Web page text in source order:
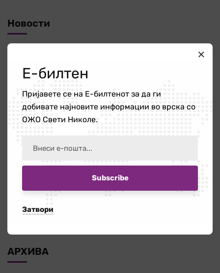
Новости
Повик за ангажирање на едукатор/ка
21 јули 2026
Работилница на тема „Болки во вратот
и ‘рбетот кои се шират во рацете и
Бесплатната правна помош – поддршка
за граѓаните кога најмногу им е
АРХИВА
Е-билтен
Пријавете се на Е-билтенот за да ги
добивате најновите информации во врска со
ОЖО Свети Николе.
Затвори